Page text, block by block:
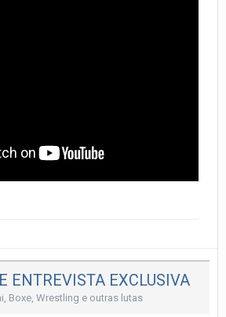
ENTREVISTA EXCLUSIVA
Boxe, Wrestling e outras lutas